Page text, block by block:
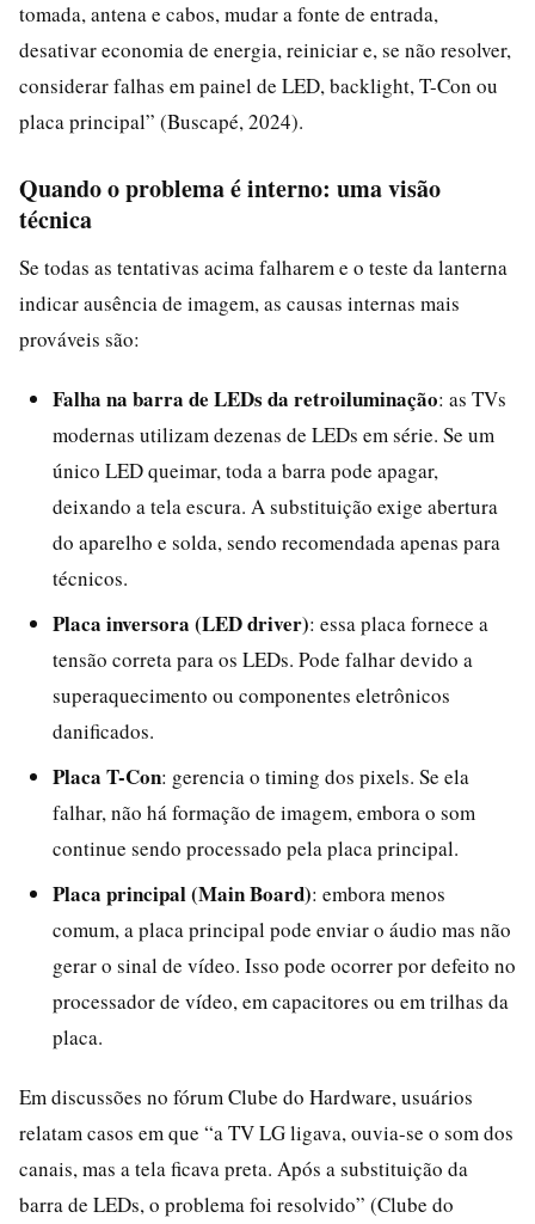
tomada, antena e cabos, mudar a fonte de entrada,
desativar economia de energia, reiniciar e, se não resolver,
considerar falhas em painel de LED, backlight, T-Con ou
placa principal” (Buscapé, 2024).
Quando o problema é interno: uma visão
técnica
Se todas as tentativas acima falharem e o teste da lanterna
indicar ausência de imagem, as causas internas mais
prováveis são:
Falha na barra de LEDs da retroiluminação: as TVs
modernas utilizam dezenas de LEDs em série. Se um
único LED queimar, toda a barra pode apagar,
deixando a tela escura. A substituição exige abertura
do aparelho e solda, sendo recomendada apenas para
técnicos.
Placa inversora (LED driver): essa placa fornece a
tensão correta para os LEDs. Pode falhar devido a
superaquecimento ou componentes eletrônicos
danificados.
Placa T-Con: gerencia o timing dos pixels. Se ela
falhar, não há formação de imagem, embora o som
continue sendo processado pela placa principal.
Placa principal (Main Board): embora menos
comum, a placa principal pode enviar o áudio mas não
gerar o sinal de vídeo. Isso pode ocorrer por defeito no
processador de vídeo, em capacitores ou em trilhas da
placa.
Em discussões no fórum Clube do Hardware, usuários
relatam casos em que “a TV LG ligava, ouvia-se o som dos
canais, mas a tela ficava preta. Após a substituição da
barra de LEDs, o problema foi resolvido” (Clube do